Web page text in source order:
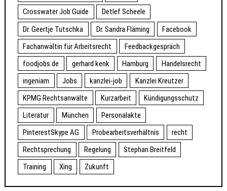
Crosswater Job Guide
Detlef Scheele
Dr. Geertje Tutschka
Dr. Sandra Fläming
Facebook
Fachanwältin für Arbeitsrecht
Feedbackgespräch
foodjobs.de
gerhard kenk Hamburg
Handelsrecht
ingeniam
Jobs kanzlei-job
Kanzlei Kreutzer
KPMG Rechtsanwälte
Kurzarbeit
Kündigungsschutz
Literatur
München
Personalakte
PinterestSkype AG
Probearbeitsverhältnis
recht
Rechtsprechung
Regelung
Stephan Breitfeld
Training
Xing Zukunft